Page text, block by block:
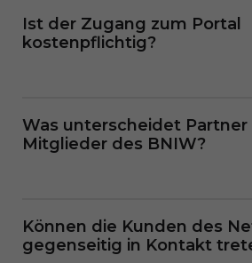
Ist der Zugang zum Portal
kostenpflichtig?
Was unterscheidet Partner
Mitglieder des BNIW?
Partner verfügen über ein
Dienstleistungs- bzw.
Können die Kunden des
gegenseitig in Kontakt